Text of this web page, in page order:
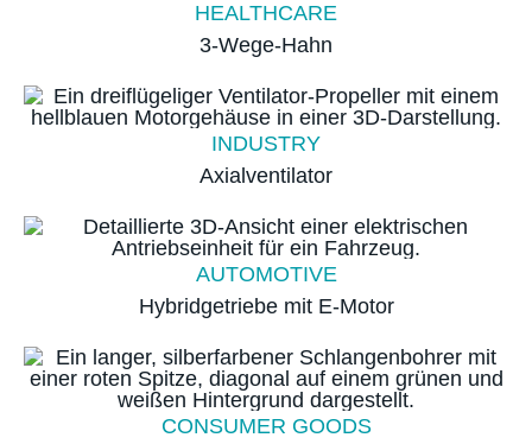
HEALTHCARE
3-Wege-Hahn
INDUSTRY
Axialventilator
AUTOMOTIVE
Hybridgetriebe mit E-Motor
CONSUMER GOODS